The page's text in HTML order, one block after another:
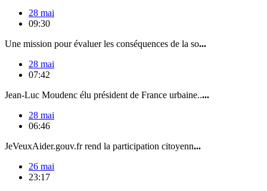
28 mai
09:30
Une mission pour évaluer les conséquences de la so...
28 mai
07:42
Jean-Luc Moudenc élu président de France urbaine.....
28 mai
06:46
JeVeuxAider.gouv.fr rend la participation citoyenn...
26 mai
23:17